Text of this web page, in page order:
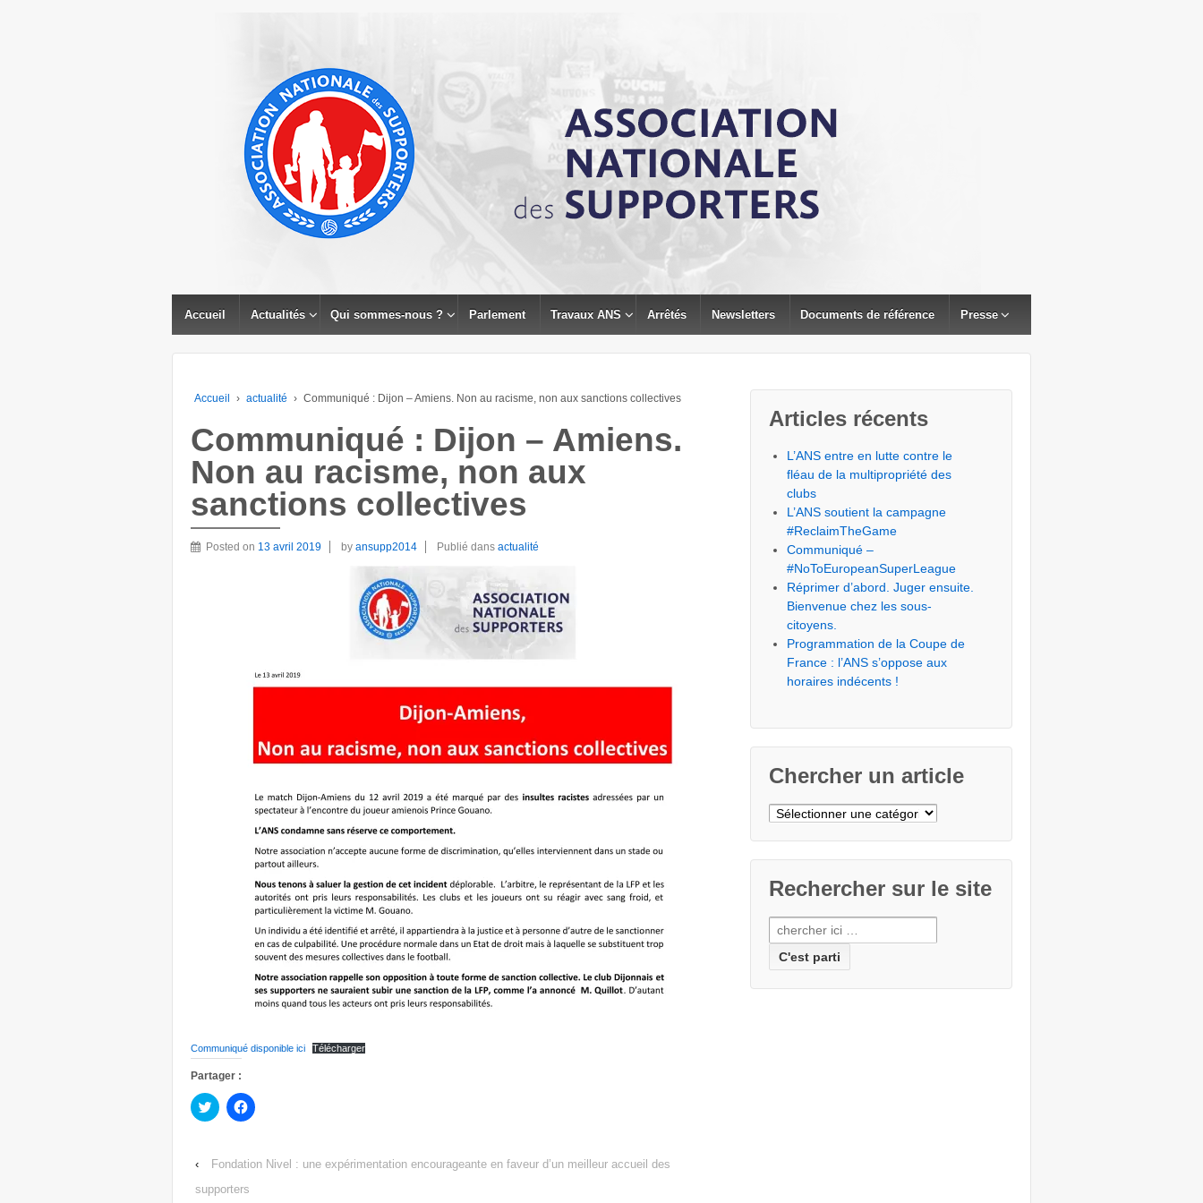
Accueil Actualités Qui sommes-nous ? Parlement Travaux ANS Arrêtés Newsletters Documents de référence Presse
Accueil › actualité › Communiqué : Dijon – Amiens. Non au racisme, non aux sanctions collectives
Communiqué : Dijon – Amiens.
Non au racisme, non aux
sanctions collectives
Posted on 13 avril 2019 by ansupp2014 Publié dans actualité
Communiqué disponible ici Télécharger
Partager :
Cliquez
pour
dans
nouvelle
fenêtre)
Cliquez
pour
dans
‹
Fondation Nivel : une expérimentation encourageante en faveur d’un meilleur accueil des
supporters
Articles récents
L’ANS entre en lutte contre le
fléau de la multipropriété des
clubs
L’ANS soutient la campagne
#ReclaimTheGame
Communiqué –
#NoToEuropeanSuperLeague
Réprimer d’abord. Juger ensuite.
Bienvenue chez les sous-
citoyens.
Programmation de la Coupe de
France : l’ANS s’oppose aux
horaires indécents !
Chercher un article
Chercher
Rechercher sur le site
Recherche
pour: